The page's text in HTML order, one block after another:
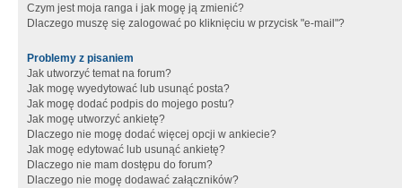
Czym jest moja ranga i jak mogę ją zmienić?
Dlaczego muszę się zalogować po kliknięciu w przycisk "e-mail"?
Problemy z pisaniem
Jak utworzyć temat na forum?
Jak mogę wyedytować lub usunąć posta?
Jak mogę dodać podpis do mojego postu?
Jak mogę utworzyć ankietę?
Dlaczego nie mogę dodać więcej opcji w ankiecie?
Jak mogę edytować lub usunąć ankietę?
Dlaczego nie mam dostępu do forum?
Dlaczego nie mogę dodawać załączników?